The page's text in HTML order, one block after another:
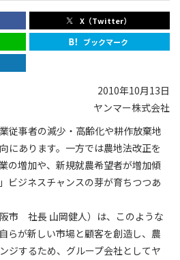
X（Twitter）
ブックマーク
2010年10月13日
ヤンマー株式会社
従事者の減少・高齢化や耕作放棄地
にあります。一方では農地法改正を
の増加や、新規就農希望者が増加傾
ビジネスチャンスの芽が育ちつつあ
市 社長 山岡健人）は、このような
らが新しい市場と顧客を創造し、農
ジするため、グループ会社としてヤ